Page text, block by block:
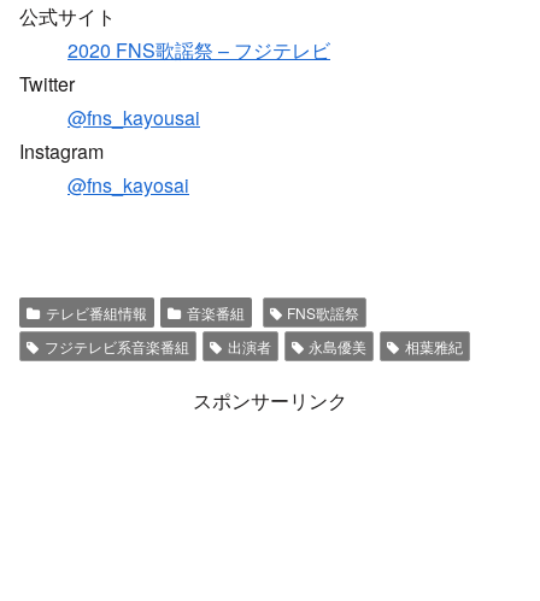
公式サイト
2020 FNS歌謡祭 – フジテレビ
Twitter
@fns_kayousai
Instagram
@fns_kayosai
テレビ番組情報 音楽番組
FNS歌謡祭
フジテレビ系音楽番組
出演者 永島優美 相葉雅紀
スポンサーリンク